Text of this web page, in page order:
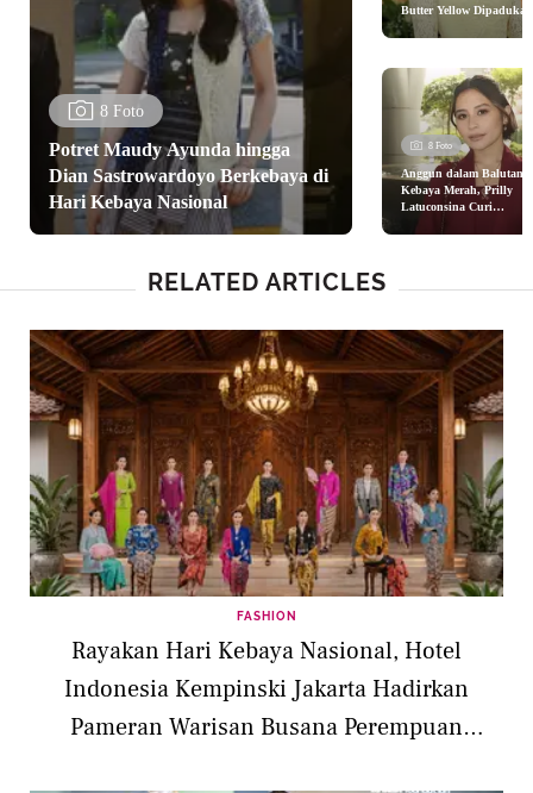
8 Foto
Potret Maudy Ayunda hingga
Dian Sastrowardoyo Berkebaya di
Hari Kebaya Nasional
Butter Yellow Dipadukan
Tas Chanel Ratusan Juta
8 Foto
Anggun dalam Balutan
Kebaya Merah, Prilly
Latuconsina Curi
RELATED ARTICLES
FASHION
Rayakan Hari Kebaya Nasional, Hotel
Indonesia Kempinski Jakarta Hadirkan
Pameran Warisan Busana Perempuan